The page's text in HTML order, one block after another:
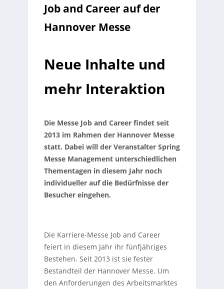
Job and Career auf der
Hannover Messe
Neue Inhalte und
mehr Interaktion
Die Messe Job and Career findet seit
2013 im Rahmen der Hannover Messe
statt. Dabei will der Veranstalter Spring
Messe Management unterschiedlichen
Thementagen in diesem Jahr noch
individueller auf die Bedürfnisse der
Besucher eingehen.
Die Karriere-Messe Job and Career
feiert in diesem Jahr ihr fünfjähriges
Bestehen. Seit 2013 ist sie fester
Bestandteil der Hannover Messe. Um
den Anforderungen des Arbeitsmarktes